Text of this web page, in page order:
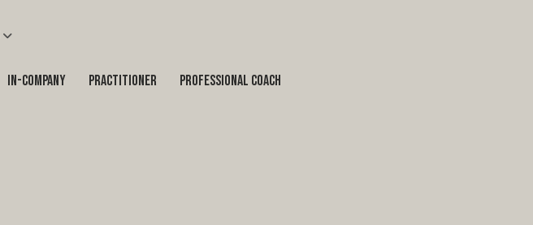
In-Company PRACTITIONER PROFESSIONAL COACH